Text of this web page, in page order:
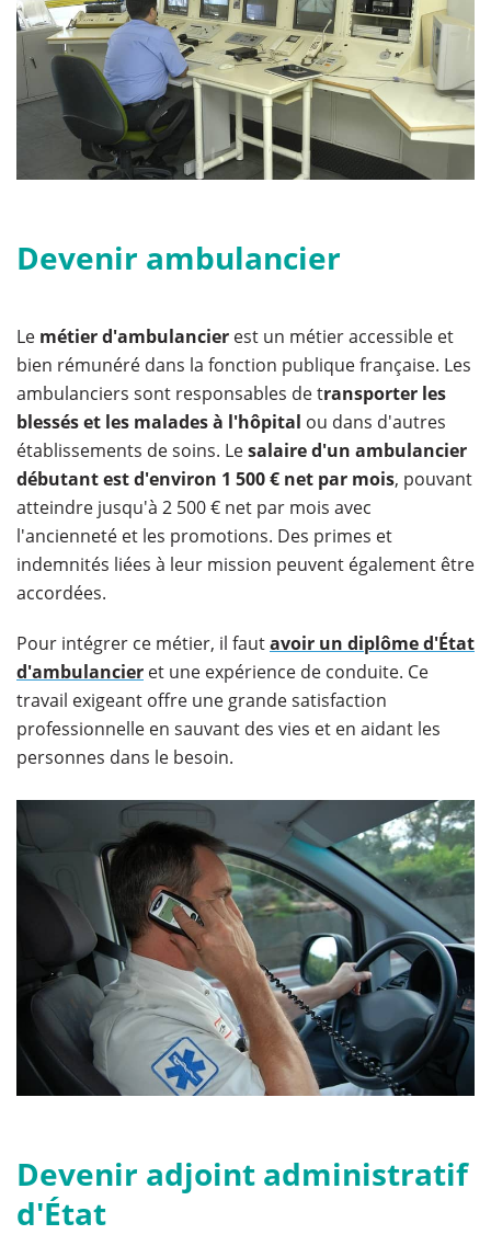
Devenir ambulancier
Le métier d'ambulancier est un métier accessible et
bien rémunéré dans la fonction publique française. Les
ambulanciers sont responsables de transporter les
blessés et les malades à l'hôpital ou dans d'autres
établissements de soins. Lesalaire d'un ambulancier
débutant est d'environ 1 500 € net par mois, pouvant
atteindre jusqu'à 2 500 € net par mois avec
l'ancienneté et les promotions. Des primes et
indemnités liées à leur mission peuvent également être
accordées.
Pour intégrer ce métier, il fautavoir un diplôme d'État
d'ambulancier et une expérience de conduite. Ce
travail exigeant offre une grande satisfaction
professionnelle en sauvant des vies et en aidant les
personnes dans le besoin.
Devenir adjoint administratif
d'État